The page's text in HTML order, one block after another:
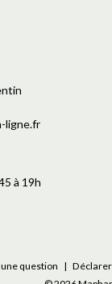
ligne.fr
à 19h
question |